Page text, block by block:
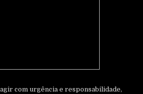
com urgência e responsabilidade,